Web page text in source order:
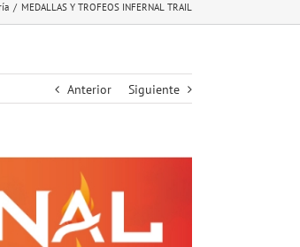
/ MEDALLAS Y TROFEOS INFERNAL TRAIL
Anterior Siguiente